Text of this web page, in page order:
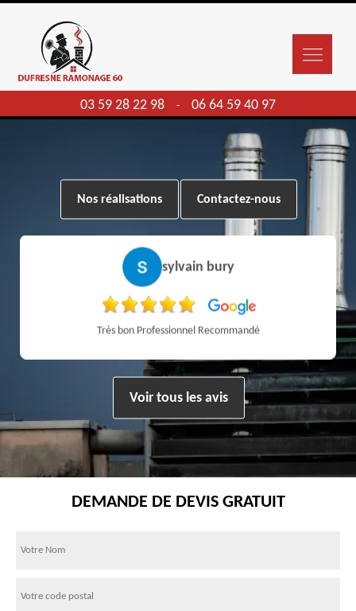
03 59 28 22 98 - 06 64 59 40 97
Nos réalisations Contactez-nous
sylvain bury
Très bon Professionnel Recommandé
Voir tous les avis
DEMANDE DE DEVIS GRATUIT